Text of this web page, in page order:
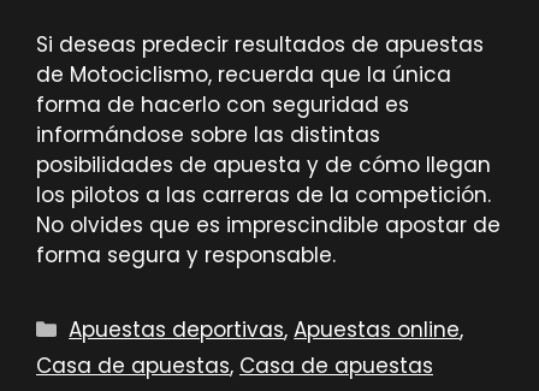
Si deseas predecir resultados de apuestas
de Motociclismo, recuerda que la única
forma de hacerlo con seguridad es
informándose sobre las distintas
posibilidades de apuesta y de cómo llegan
los pilotos a las carreras de la competición.
No olvides que es imprescindible apostar de
forma segura y responsable.
Categorías
Apuestas deportivas,Apuestas online,
Casa de apuestas, Casa de apuestas